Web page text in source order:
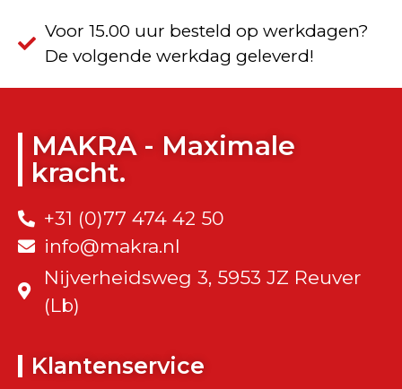
Voor 15.00 uur besteld op werkdagen?
De volgende werkdag geleverd!
MAKRA - Maximale
kracht.
+31 (0)77 474 42 50
info@makra.nl
Nijverheidsweg 3, 5953 JZ Reuver
(Lb)
Klantenservice